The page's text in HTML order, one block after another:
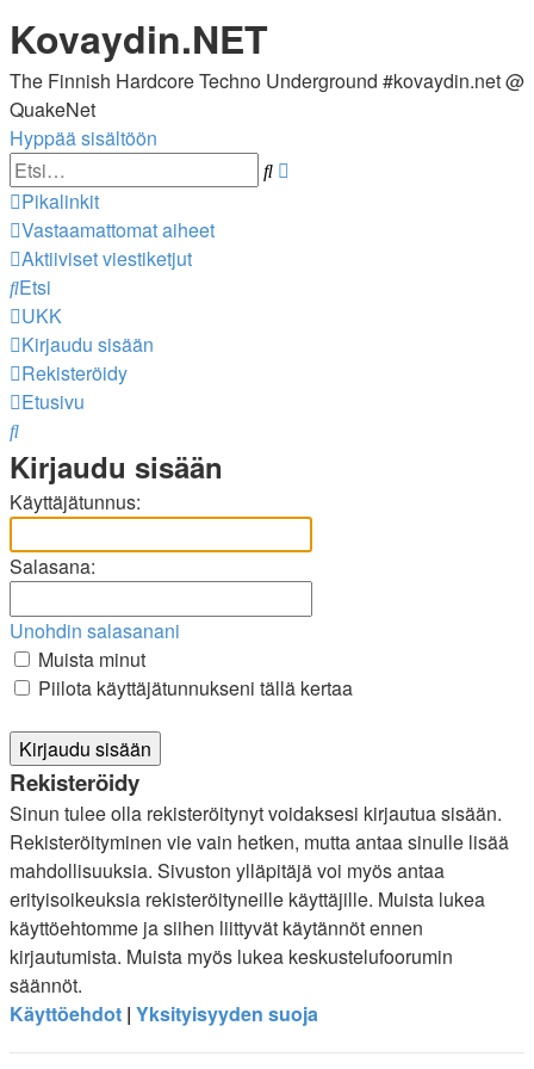
Kovaydin.NET
The Finnish Hardcore Techno Underground #kovaydin.net @
QuakeNet
Hyppää sisältöön
Etsi
Pikalinkit
Vastaamattomat aiheet
Aktiiviset viestiketjut
Etsi
UKK
Kirjaudu sisään
Rekisteröidy
Etusivu
Etsi
Kirjaudu sisään
Käyttäjätunnus:
Salasana:
Unohdin salasanani
Muista minut
Piilota käyttäjätunnukseni tällä kertaa
Rekisteröidy
Sinun tulee olla rekisteröitynyt voidaksesi kirjautua sisään.
Rekisteröityminen vie vain hetken, mutta antaa sinulle lisää
mahdollisuuksia. Sivuston ylläpitäjä voi myös antaa
erityisoikeuksia rekisteröityneille käyttäjille. Muista lukea
käyttöehtomme ja siihen liittyvät käytännöt ennen
kirjautumista. Muista myös lukea keskustelufoorumin
säännöt.
Käyttöehdot | Yksityisyyden suoja